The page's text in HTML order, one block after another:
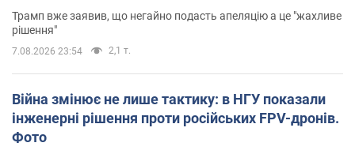
Трамп вже заявив, що негайно подасть апеляцію а це "жахливе
рішення"
7.08.2026 23:54 2,1 т.
Війна змінює не лише тактику: в НГУ показали
інженерні рішення проти російських FPV-дронів.
Фото